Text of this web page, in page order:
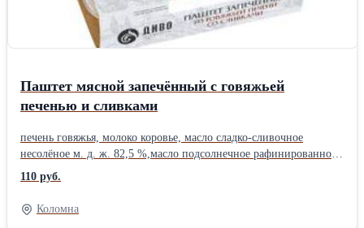
Паштет мясной запечённый с говяжьей
печенью и сливками
печень говяжья, молоко коровье, масло сладко-сливочное
несолёное м. д. ж. 82,5 %,масло подсолнечное рафинированное
дезодорированное, сливки сухие, вода питьевая, лук репчатый
свежий, морковь столовая свежая, лук жареный сушеный (лук
репчатый, масло подсолнечное рафинированное
дезодорированное, мука пшеничная высший сорт, соль
110 руб.
Коломна